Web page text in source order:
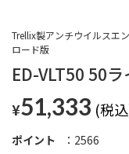
ED-VLT50 50ラ
Trellix製アンチウイルスエ
ロード版
¥51,333
ポイント
2566